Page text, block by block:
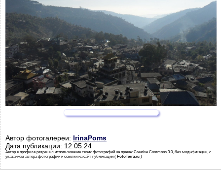
Автор фотогалереи: IrinaPoms
Дата публикации: 12.05.24
Автор в профиле разрешил использование своих фотографий на правах Creative Commons 3.0, без модификации, с
указанием автора фотографии и ссылки на сайт публикации ( FotoTerra.ru )